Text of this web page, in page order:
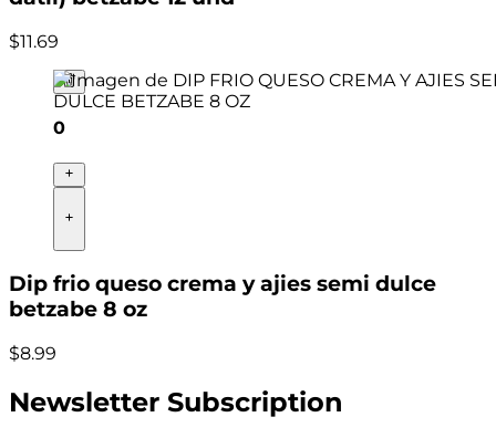
$11.69
0
Dip frio queso crema y ajies semi dulce
betzabe 8 oz
$8.99
Newsletter Subscription